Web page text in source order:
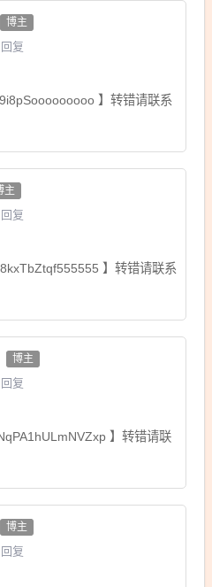
博主
回复
】转错请联系
主
回复
】转错请联系
博主
回复
】转错请联
博主
回复